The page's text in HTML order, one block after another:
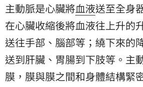
主動脈是心臟將血液送至全身
在心臟收縮後將血液往上升的
送往手部、腦部等；繞下來的
送到肝臟、胃腸到下肢等。主
膜，膜與膜之間和身體結構緊